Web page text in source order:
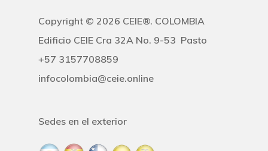
Copyright © 2026 CEIE®. COLOMBIA
Edificio CEIE Cra 32A No. 9-53 Pasto
+57 3157708859
infocolombia@ceie.online
Sedes en el exterior